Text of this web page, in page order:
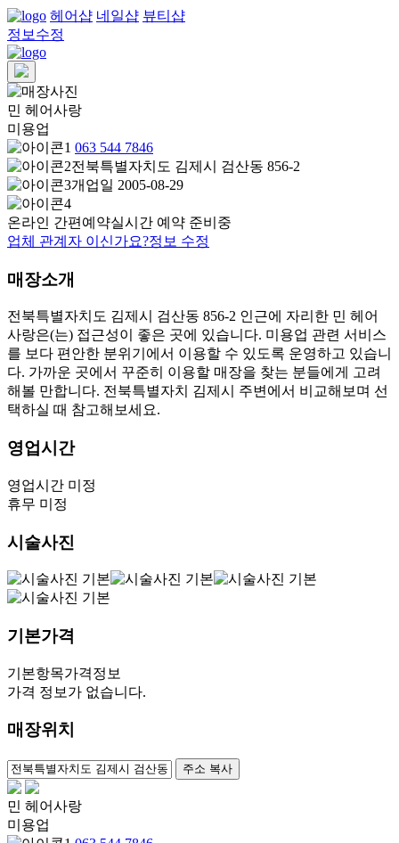
헤어샵 네일샵 뷰티샵
정보수정
민 헤어사랑
미용업
063 544 7846
전북특별자치도 김제시 검산동 856-2
개업일 2005-08-29
온라인 간편예약실시간 예약 준비중
업체 관계자 이신가요?정보 수정
매장소개
전북특별자치도 김제시 검산동 856-2 인근에 자리한 민 헤어
사랑은(는) 접근성이 좋은 곳에 있습니다. 미용업 관련 서비스
를 보다 편안한 분위기에서 이용할 수 있도록 운영하고 있습니
다. 가까운 곳에서 꾸준히 이용할 매장을 찾는 분들에게 고려
해볼 만합니다. 전북특별자치 김제시 주변에서 비교해보며 선
택하실 때 참고해보세요.
영업시간
영업시간 미정
휴무 미정
시술사진
기본가격
기본항목가격정보
가격 정보가 없습니다.
매장위치
주소 복사
민 헤어사랑
미용업